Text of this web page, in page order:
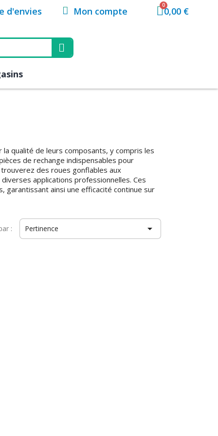
d'envies Mon compte 0,00 €
qualité de leurs composants, y compris les
de rechange indispensables pour
des roues gonflables aux
applications professionnelles. Ces
garantissant ainsi une efficacité continue sur
: Pertinence 